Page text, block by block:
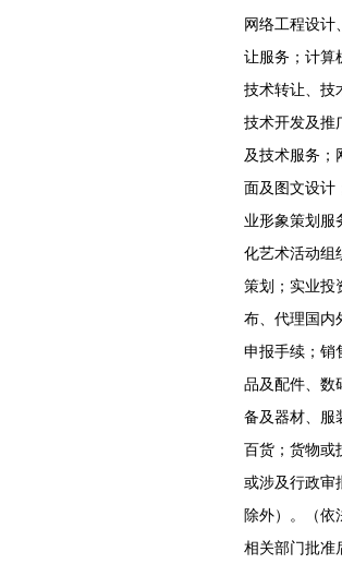
网络工程设计
让服务；计算
技术转让、技
技术开发及推
及技术服务；
面及图文设计
业形象策划服
化艺术活动组
策划；实业投
布、代理国内
申报手续；销
品及配件、数
备及器材、服
百货；货物或
或涉及行政审
除外）。（依
相关部门批准